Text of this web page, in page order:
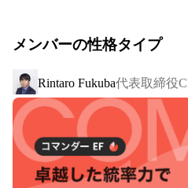
発事業だけやれば良いではなく
■ 事業内容
￣￣￣￣￣￣
・プログラミングスクール事業
1,000時間の学習カリキュラム
材を育成するスクールです。
メンバーの性格タイプ
Rintaro Fukuba代表取締役